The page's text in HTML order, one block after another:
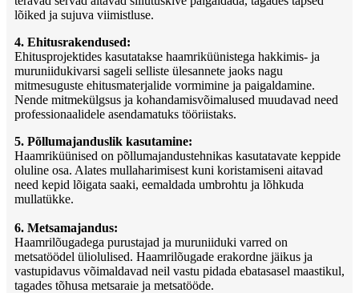
lõiked ja sujuva viimistluse.
4. Ehitusrakendused:
Ehitusprojektides kasutatakse haamriküünistega hakkimis- ja
muruniidukivarsi sageli selliste ülesannete jaoks nagu
mitmesuguste ehitusmaterjalide vormimine ja paigaldamine.
Nende mitmekülgsus ja kohandamisvõimalused muudavad need
professionaalidele asendamatuks tööriistaks.
5. Põllumajanduslik kasutamine:
Haamriküünised on põllumajandustehnikas kasutatavate keppide
oluline osa. Alates mullaharimisest kuni koristamiseni aitavad
need kepid lõigata saaki, eemaldada umbrohtu ja lõhkuda
mullatükke.
6. Metsamajandus:
Haamrilõugadega purustajad ja muruniiduki varred on
metsatöödel üliolulised. Haamrilõugade erakordne jäikus ja
vastupidavus võimaldavad neil vastu pidada ebatasasel maastikul,
tagades tõhusa metsaraie ja metsatööde.